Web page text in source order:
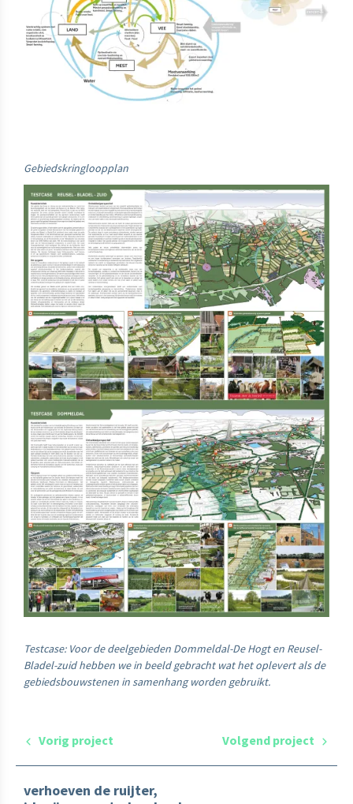
Gebiedskringloopplan
Testcase: Voor de deelgebieden Dommeldal-De Hogt en Reusel-
Bladel-zuid hebben we in beeld gebracht wat het oplevert als de
gebiedsbouwstenen in samenhang worden gebruikt.
Vorig project Volgend project
verhoeven de ruijter,